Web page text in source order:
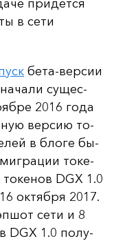
при­дет­ся
в се­ти
бе­та-вер­сии
су­щес­
2016 го­да
вер­сию то­
в бло­ге бы­
то­ке­
DGX 1.0
ок­тяб­ря 2017.
се­ти и 8
DGX 1.0 по­лу­